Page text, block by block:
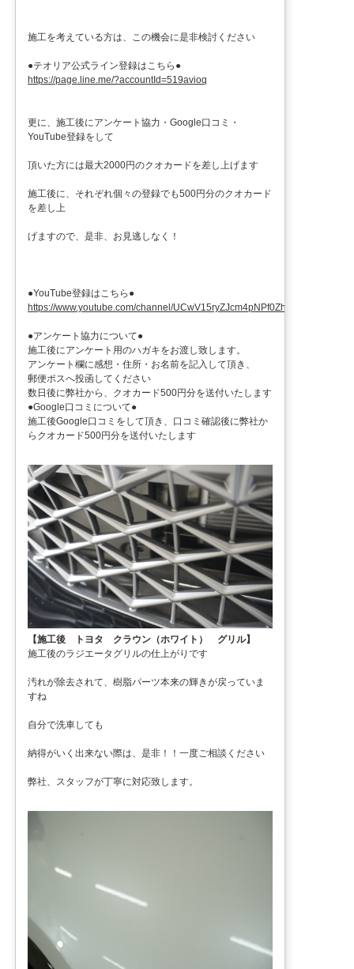
施工を考えている方は、この機会に是非検討ください
●テオリア公式ライン登録はこちら●
https://page.line.me/?accountId=519avioq
更に、施工後にアンケート協力・Google口コミ・
YouTube登録をして
頂いた方には最大2000円のクオカードを差し上げます
施工後に、それぞれ個々の登録でも500円分のクオカード
を差し上
げますので、是非、お見逃しなく！
●YouTube登録はこちら●
https://www.youtube.com/channel/UCwV15ryZJcm4pNPf0ZhXu9g
●アンケート協力について●
施工後にアンケート用のハガキをお渡し致します。
アンケート欄に感想・住所・お名前を記入して頂き、
郵便ポスへ投函してください
数日後に弊社から、クオカード500円分を送付いたします
●Google口コミについて●
施工後Google口コミをして頂き、口コミ確認後に弊社か
らクオカード500円分を送付いたします
【施工後 トヨタ クラウン（ホワイト） グリル】
施工後のラジエータグリルの仕上がりです
汚れが除去されて、樹脂パーツ本来の輝きが戻っていま
すね
自分で洗車しても
納得がいく出来ない際は、是非！！一度ご相談ください
弊社、スタッフが丁寧に対応致します。